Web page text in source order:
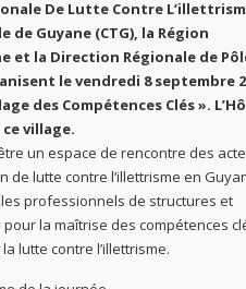
De Lutte Contre
Guyane (CTG), la Région
et la Direction Régionale de
le vendredi 8 septembre
des Compétences Clés ».
village.
un espace de rencontre des
de lutte contre l’illettrisme en
les professionnels de structures et
la maîtrise des compétences
lutte contre l’illettrisme.